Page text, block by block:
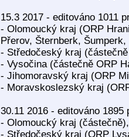
15.3 2017 - editováno 1011
- Olomoucký kraj (ORP
Přerov, Šternberk,
- Středočeský kraj
- Vysočina (částečně ORP
- Jihomoravský kraj (ORP
- Moravskoslezský kraj
30.11 2016 - editováno
- Olomoucký kraj (částečně),
- Středočeský kraj (ORP